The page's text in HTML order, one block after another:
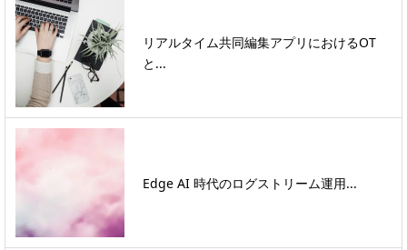
リアルタイム共同編集アプリにおけるOT
と...
Edge AI 時代のログストリーム運用...